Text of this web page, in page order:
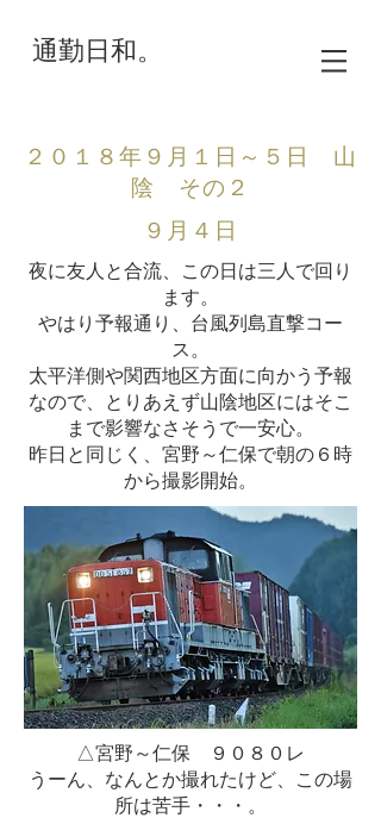
通勤日和。
２０１８年９月１日～５日 山
陰 その２
​９月４日
夜に友人と合流、この日は三人で回り
ます。
やはり予報通り、台風列島直撃コー
ス。
太平洋側や関西地区方面に向かう予報
なので、とりあえず山陰地区にはそこ
まで影響なさそうで一安心。
昨日と同じく、宮野～仁保で朝の６時
から撮影開始。
△宮野～仁保 ９０８０レ
うーん、なんとか撮れたけど、この場
所は苦手・・・。